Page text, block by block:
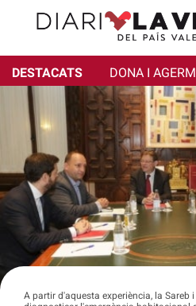
DESTACATS DONA I
A partir d'aquesta experiència, la Sareb